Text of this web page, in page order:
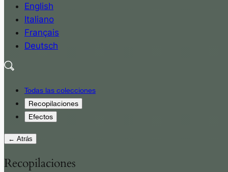
English
Italiano
Français
Deutsch
Todas las colecciones
Recopilaciones
Efectos
← Atrás
Recopilaciones